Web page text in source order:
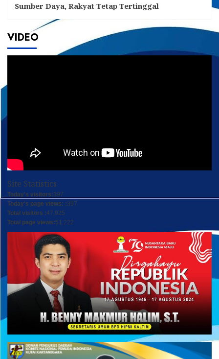
Sumber Daya, Rakyat Tetap Tertinggal
VIDEO
Site Statistics
Today's visitors:397
Today's page views: :397
Total visitors :47,925
Total page views:51,222